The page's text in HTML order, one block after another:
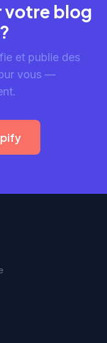
votre blog
et publie des
vous —